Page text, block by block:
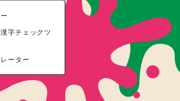
字チェックツ
ーター